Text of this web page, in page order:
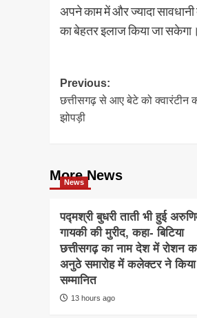
अपने काम में और ज्यादा सावधानी
का बेहतर इलाज किया जा सकेगा।
Post
navigation
Previous:
छत्तीसगढ़ से आए बेटे को क्वारंटीन
झोपड़ी
More News
News
पद्मश्री बुधरी ताती भी हुई
गायकी की मुरीद, कहा- बिटिया
छत्तीसगढ़ का नाम देश में रोशन
अनुठे समारोह में कलेक्टर ने किया
सम्मानित
13 hours ago